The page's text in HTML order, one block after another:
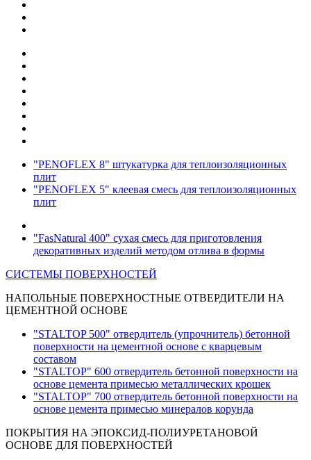
"PENOFLEX 8" штукатурка для теплоизоляционных
плит
"PENOFLEX 5" клеевая смесь для теплоизоляционных
плит
"FasNatural 400" сухая смесь для приготовления
декоративных изделий методом отлива в формы
СИСТЕМЫ ПОВЕРХНОСТЕЙ
НАПОЛЬНЫЕ ПОВЕРХНОСТНЫЕ ОТВЕРДИТЕЛИ НА
ЦЕМЕНТНОЙ ОСНОВЕ
"STALTOP 500" отвердитель (упрочнитель) бетонной
поверхности на цементной основе с кварцевым
составом
"STALTOP" 600 отвердитель бетонной поверхности на
основе цемента примесью металлических крошек
"STALTOP" 700 отвердитель бетонной поверхности на
основе цемента примесью минералов корунда
ПОКРЫТИЯ НА ЭПОКСИД-ПОЛИУРЕТАНОВОЙ
ОСНОВЕ ДЛЯ ПОВЕРХНОСТЕЙ